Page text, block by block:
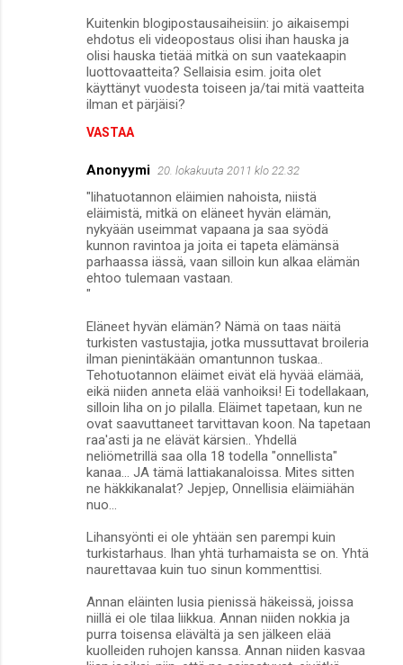
Kuitenkin blogipostausaiheisiin: jo aikaisempi
ehdotus eli videopostaus olisi ihan hauska ja
olisi hauska tietää mitkä on sun vaatekaapin
luottovaatteita? Sellaisia esim. joita olet
käyttänyt vuodesta toiseen ja/tai mitä vaatteita
ilman et pärjäisi?
VASTAA
Anonyymi 20. lokakuuta 2011 klo 22.32
"lihatuotannon eläimien nahoista, niistä
eläimistä, mitkä on eläneet hyvän elämän,
nykyään useimmat vapaana ja saa syödä
kunnon ravintoa ja joita ei tapeta elämänsä
parhaassa iässä, vaan silloin kun alkaa elämän
ehtoo tulemaan vastaan.
"
Eläneet hyvän elämän? Nämä on taas näitä
turkisten vastustajia, jotka mussuttavat broileria
ilman pienintäkään omantunnon tuskaa..
Tehotuotannon eläimet eivät elä hyvää elämää,
eikä niiden anneta elää vanhoiksi! Ei todellakaan,
silloin liha on jo pilalla. Eläimet tapetaan, kun ne
ovat saavuttaneet tarvittavan koon. Na tapetaan
raa'asti ja ne elävät kärsien.. Yhdellä
neliömetrillä saa olla 18 todella "onnellista"
kanaa... JA tämä lattiakanaloissa. Mites sitten
ne häkkikanalat? Jepjep, Onnellisia eläimiähän
nuo...
Lihansyönti ei ole yhtään sen parempi kuin
turkistarhaus. Ihan yhtä turhamaista se on. Yhtä
naurettavaa kuin tuo sinun kommenttisi.
Annan eläinten lusia pienissä häkeissä, joissa
niillä ei ole tilaa liikkua. Annan niiden nokkia ja
purra toisensa elävältä ja sen jälkeen elää
kuolleiden ruhojen kanssa. Annan niiden kasvaa